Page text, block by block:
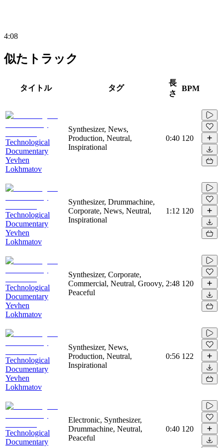
4:08
似たトラック
タイトル タグ
長
さ
BPM
Technological
Documentary
Yevhen
Lokhmatov
Synthesizer, News,
Production, Neutral,
Inspirational
0:40 120
Technological
Documentary
Yevhen
Lokhmatov
Synthesizer, Drummachine,
Corporate, News, Neutral,
Inspirational
1:12 120
Technological
Documentary
Yevhen
Lokhmatov
Synthesizer, Corporate,
Commercial, Neutral, Groovy,
Peaceful
2:48 120
Technological
Documentary
Yevhen
Lokhmatov
Synthesizer, News,
Production, Neutral,
Inspirational
0:56 122
Technological
Documentary
Electronic, Synthesizer,
Drummachine, Neutral,
Peaceful
0:40 120